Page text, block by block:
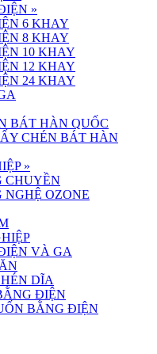
»
6 KHAY
8 KHAY
10 KHAY
12 KHAY
24 KHAY
BÁT HÀN QUỐC
CHÉN BÁT HÀN
»
CHUYỀN
OZONE
VÀ GA
DĨA
ĐIỆN
BẰNG ĐIỆN